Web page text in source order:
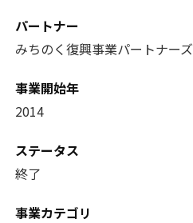
パートナー
みちのく復興事業パートナーズ
事業開始年
2014
ステータス
終了
事業カテゴリ